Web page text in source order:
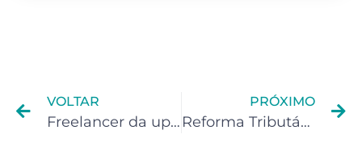
VOLTAR
Freelancer da upwork: como organizar seu financeiro recebendo em dolar?
PRÓXIMO
Reforma Tributária para Fonoaudiólogos: Entenda os Possíveis Impactos